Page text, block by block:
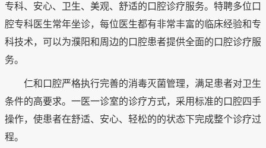
专科、安心、卫生、美观、舒适的口腔诊疗服务。特聘多位口
腔专科医生常年坐诊，每位医生都有非常丰富的临床经验和专
科技术，可以为濮阳和周边的口腔患者提供全面的口腔诊疗服
务。
仁和口腔严格执行完善的消毒灭菌管理，满足患者对卫生
条件的高要求。一医一诊室的诊疗方式，采用标准的口腔四手
操作，使患者在舒适、安心、轻松的的状态下完成整个诊疗过
程。